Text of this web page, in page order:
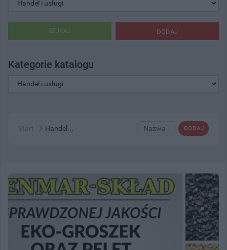
DODAJ
SZUKAJ
Kategorie katalogu
DODAJ
Nazwa ↓
Start Handel...